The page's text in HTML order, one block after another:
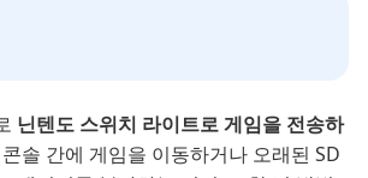
닌텐도 스위치 라이트로 게임을 전송하
솔 간에 게임을 이동하거나 오래된 SD